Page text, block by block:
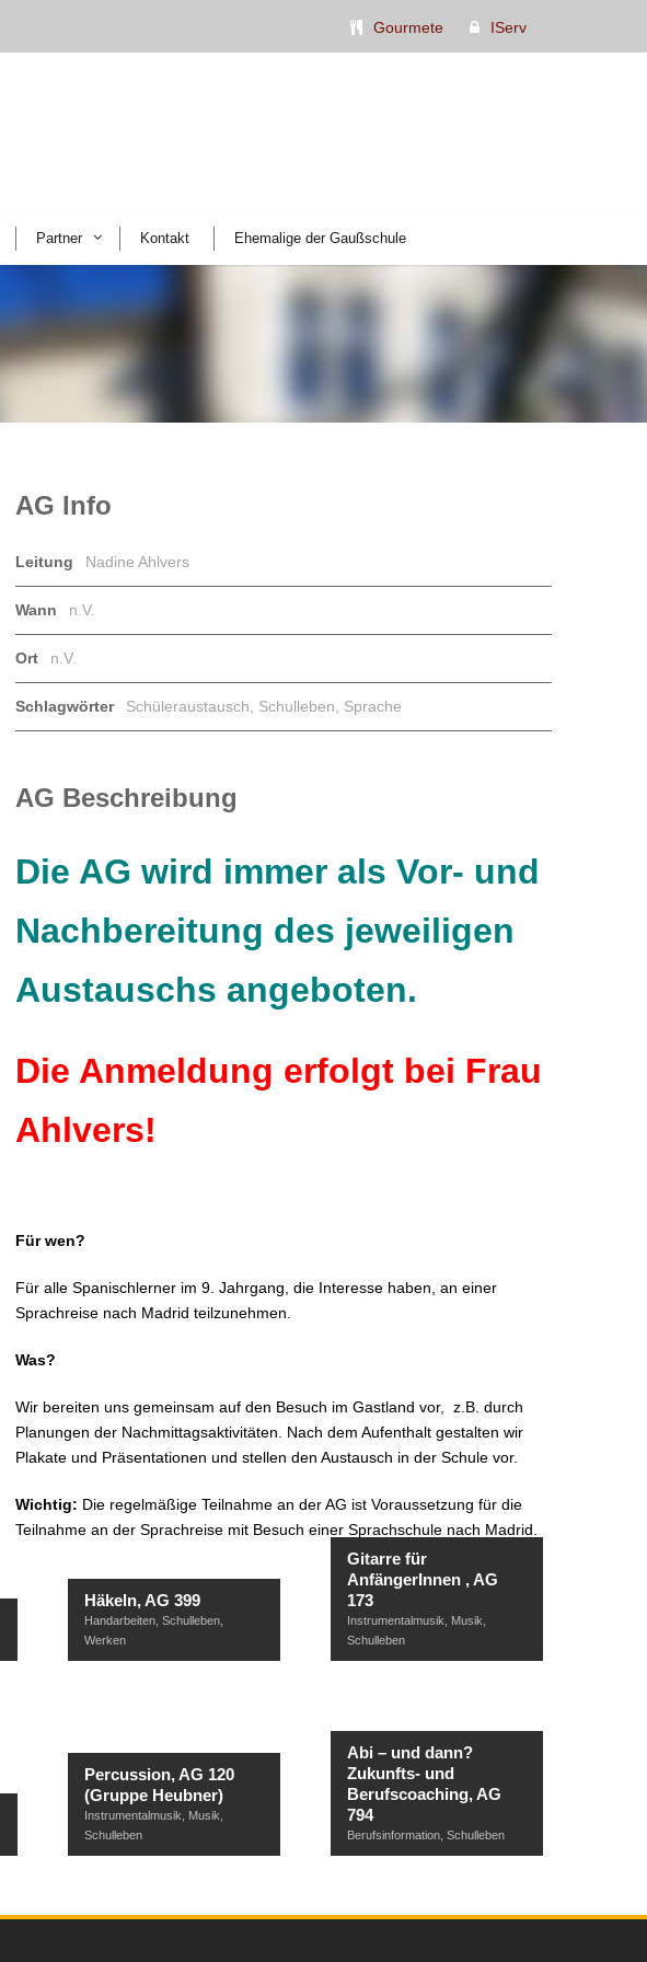
Gourmete IServ
Partner Kontakt Ehemalige der Gaußschule
AG Info
Leitung Nadine Ahlvers
Wann n.V.
Ort n.V.
Schlagwörter Schüleraustausch, Schulleben, Sprache
AG Beschreibung
Die AG wird immer als Vor- und
Nachbereitung des jeweiligen
Austauschs angeboten.
Die Anmeldung erfolgt bei Frau
Ahlvers!
Für wen?
Für alle Spanischlerner im 9. Jahrgang, die Interesse haben, an einer
Sprachreise nach Madrid teilzunehmen.
Was?
Wir bereiten uns gemeinsam auf den Besuch im Gastland vor, z.B. durch
Planungen der Nachmittagsaktivitäten. Nach dem Aufenthalt gestalten wir
Plakate und Präsentationen und stellen den Austausch in der Schule vor.
Wichtig: Die regelmäßige Teilnahme an der AG ist Voraussetzung für die
Teilnahme an der Sprachreise mit Besuch einer Sprachschule nach Madrid.
Häkeln, AG 399
Handarbeiten Schulleben
Werken
Gitarre für
AnfängerInnen , AG
173
Instrumentalmusik Musik
Schulleben
Percussion, AG 120
(Gruppe Heubner)
Instrumentalmusik Musik
Schulleben
Abi – und dann?
Zukunfts- und
Berufscoaching, AG
794
Berufsinformation Schulleben